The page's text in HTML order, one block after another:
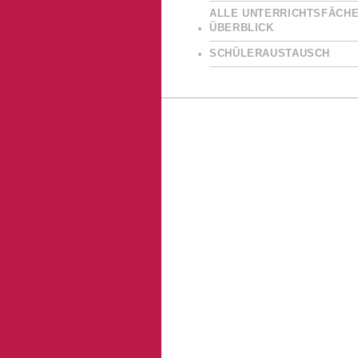
ALLE
ÜBERBLICK
SCHÜLERAUSTAUSCH